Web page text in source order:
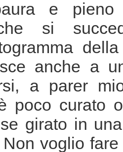
e pieno
si
anche a
a parer
poco curato
girato in
voglio